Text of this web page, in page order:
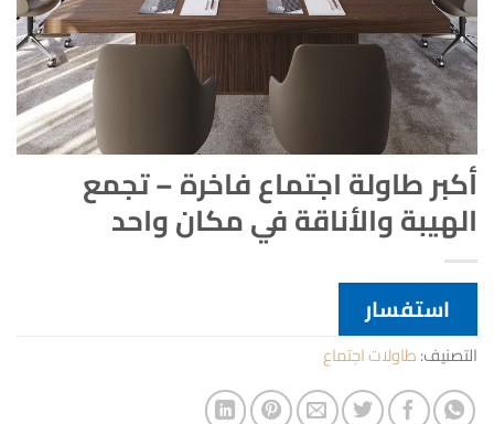
أكبر طاولة اجتماع فاخرة – تجمع
الهيبة والأناقة في مكان واحد
استفسار
التصنيف:طاولات اجتماع